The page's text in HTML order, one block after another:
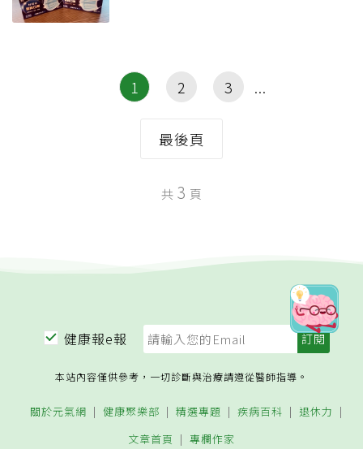
1 2 3
最後頁
共 3 頁
健康報e報
本站內容僅供參考，一切診斷與治療請遵從醫師指導。
關於元氣網 健康聚樂部 精選專題 疾病百科
退休力
文章首頁
專欄作家